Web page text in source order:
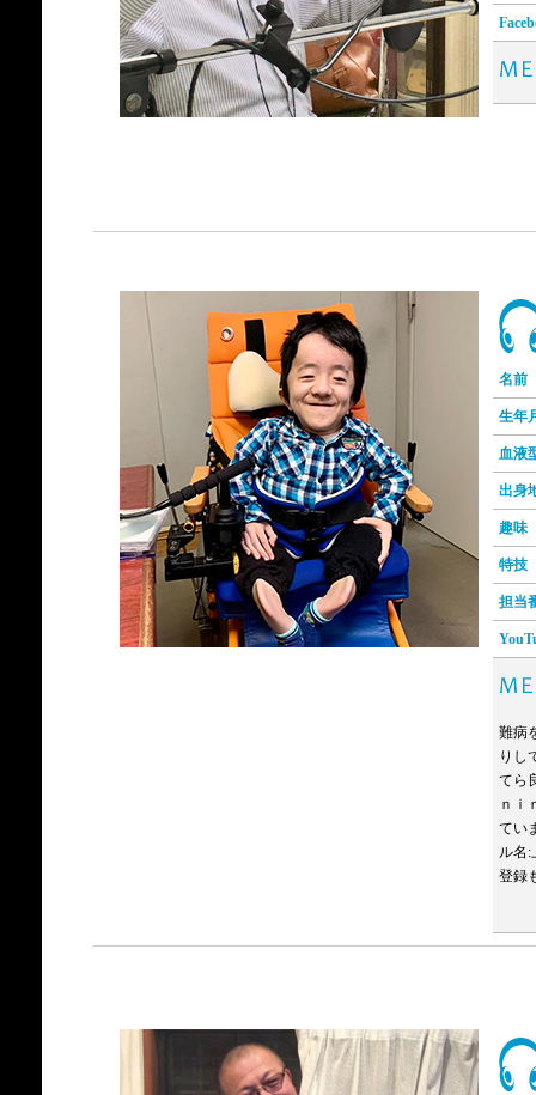
名前
生年
血液
出身
趣味
特技
担当
難病
りし
てら
ｎｉ
てい
ル名:
登録